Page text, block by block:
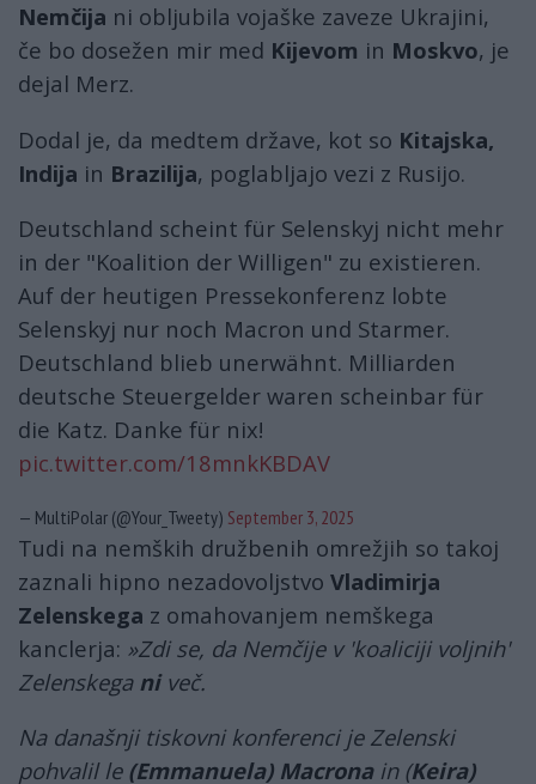
Nemčija ni obljubila vojaške zaveze Ukrajini,
če bo dosežen mir med Kijevom in Moskvo, je
dejal Merz.
Dodal je, da medtem države, kot so Kitajska,
Indija in Brazilija, poglabljajo vezi z Rusijo.
Deutschland scheint für Selenskyj nicht mehr
in der "Koalition der Willigen" zu existieren.
Auf der heutigen Pressekonferenz lobte
Selenskyj nur noch Macron und Starmer.
Deutschland blieb unerwähnt. Milliarden
deutsche Steuergelder waren scheinbar für
die Katz. Danke für nix!
pic.twitter.com/18mnkKBDAV
— MultiPolar (@Your_Tweety) September 3, 2025
Tudi na nemških družbenih omrežjih so takoj
zaznali hipno nezadovoljstvo Vladimirja
Zelenskega z omahovanjem nemškega
kanclerja: »Zdi se, da Nemčije v 'koaliciji voljnih'
Zelenskega niveč.
Na današnji tiskovni konferenci je Zelenski
pohvalil le (Emmanuela) Macronain (Keira)